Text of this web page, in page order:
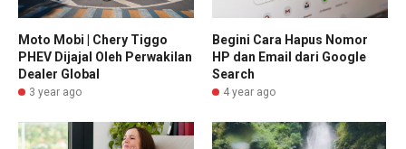
Moto Mobi | Chery Tiggo
PHEV Dijajal Oleh Perwakilan
Dealer Global
3 year ago
Begini Cara Hapus Nomor
HP dan Email dari Google
Search
4 year ago